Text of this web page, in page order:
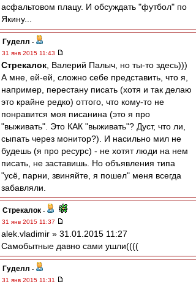
асфальтовом плацу. И обсуждать "футбол" по
Якину...
Гуделл -
31 янв 2015 11:43
Стрекалок , Валерий Палыч, но ты-то здесь)))
А мне, ей-ей, сложно себе представить, что я,
например, перестану писать (хотя и так делаю
это крайне редко) оттого, что кому-то не
понравится моя писанина (это я про
"выживать". Это КАК "выживать"? Дуст, что ли,
сыпать через монитор?). И насильно мил не
будешь (я про ресурс) - не хотят люди на нем
писать, не заставишь. Но объявления типа
"усё, парни, звиняйте, я пошел" меня всегда
забавляли.
Стрекалок -
31 янв 2015 11:37
alek.vladimir » 31.01.2015 11:27
Самобытные давно сами ушли((((
Гуделл -
31 янв 2015 11:31